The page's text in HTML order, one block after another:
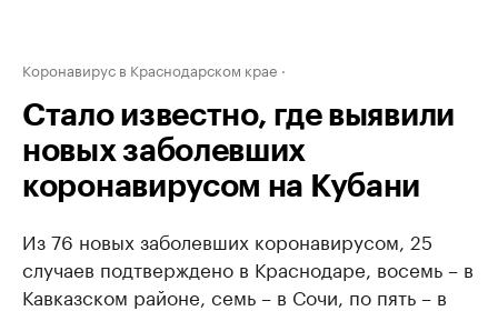
Коронавирус в Краснодарском крае
Стало известно, где выявили
новых заболевших
коронавирусом на Кубани
Из 76 новых заболевших коронавирусом, 25
случаев подтверждено в Краснодаре, восемь – в
Кавказском районе, семь – в Сочи, по пять – в